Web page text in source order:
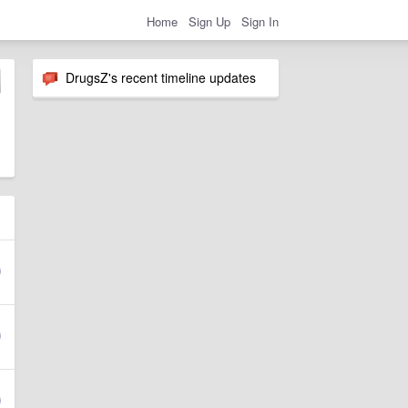
Home Sign Up Sign In
DrugsZ's recent timeline updates